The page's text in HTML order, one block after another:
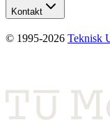
Kontakt
© 1995-2026 Teknisk